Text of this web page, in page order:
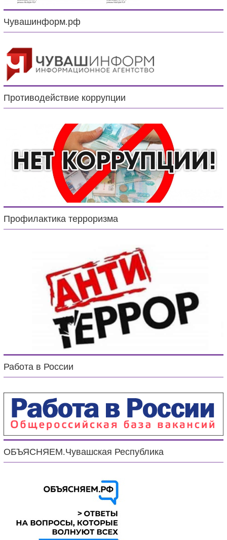
Чувашинформ.рф
Противодействие коррупции
Профилактика терроризма
Работа в России
ОБЪЯСНЯЕМ.Чувашская Республика